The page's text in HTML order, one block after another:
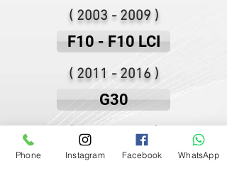
F10 - F10 LCI
G30
( 2003 - 2009 )
( 2011 - 2016)
2016 - 2020
Phone Instagram Facebook WhatsApp